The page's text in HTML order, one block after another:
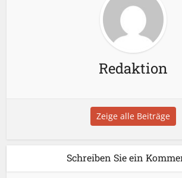
Redaktion
Zeige alle Beiträge
Schreiben Sie ein